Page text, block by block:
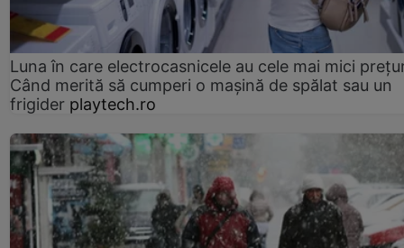
Luna în care electrocasnicele au cele mai mici
Când merită să cumperi o mașină de spălat sau un
frigider playtech.ro